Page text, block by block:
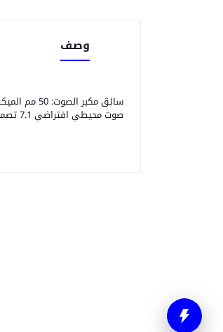
وصف
صوت محيطي افتراضي 7.1 تصميم الميكروفون قابلة للفصل نوع الموصل USB وزن 283 جرام بدون كابل